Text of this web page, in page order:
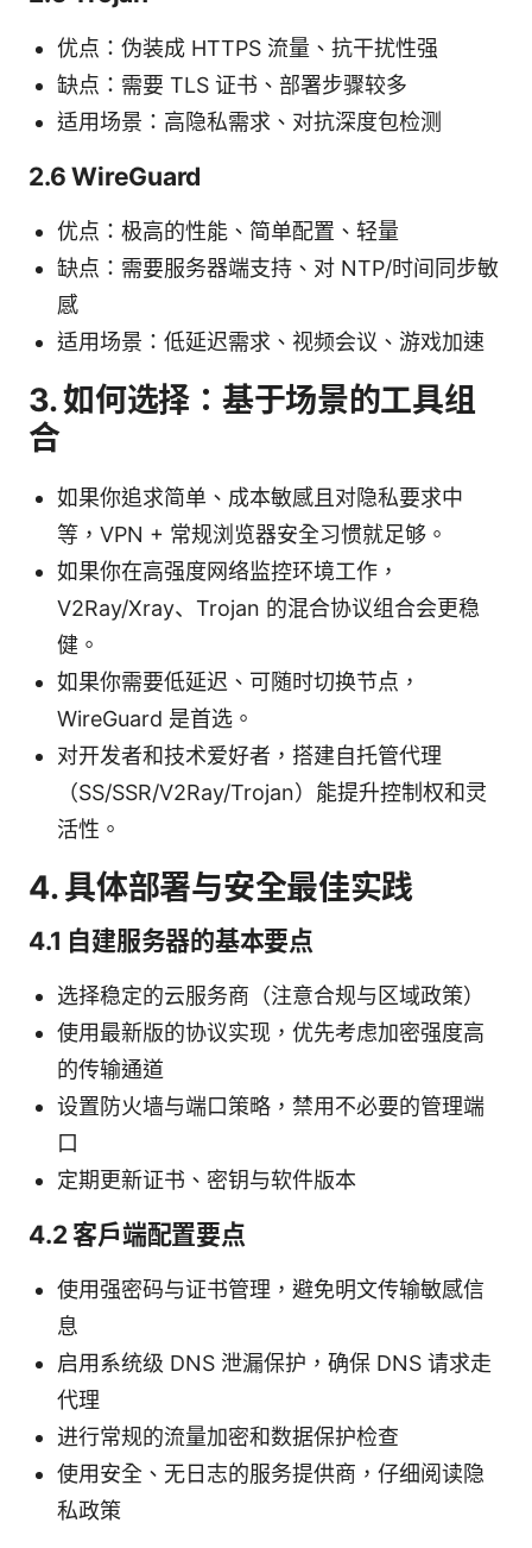
优点：伪装成 HTTPS 流量、抗干扰性强
缺点：需要 TLS 证书、部署步骤较多
适用场景：高隐私需求、对抗深度包检测
2.6 WireGuard
优点：极高的性能、简单配置、轻量
缺点：需要服务器端支持、对 NTP/时间同步敏
感
适用场景：低延迟需求、视频会议、游戏加速
3. 如何选择：基于场景的工具组
合
如果你追求简单、成本敏感且对隐私要求中
等，VPN + 常规浏览器安全习惯就足够。
如果你在高强度网络监控环境工作，
V2Ray/Xray、Trojan 的混合协议组合会更稳
健。
如果你需要低延迟、可随时切换节点，
WireGuard 是首选。
对开发者和技术爱好者，搭建自托管代理
（SS/SSR/V2Ray/Trojan）能提升控制权和灵
活性。
4. 具体部署与安全最佳实践
4.1 自建服务器的基本要点
选择稳定的云服务商（注意合规与区域政策）
使用最新版的协议实现，优先考虑加密强度高
的传输通道
设置防火墙与端口策略，禁用不必要的管理端
口
定期更新证书、密钥与软件版本
4.2 客户端配置要点
使用强密码与证书管理，避免明文传输敏感信
息
启用系统级 DNS 泄漏保护，确保 DNS 请求走
代理
进行常规的流量加密和数据保护检查
使用安全、无日志的服务提供商，仔细阅读隐
私政策